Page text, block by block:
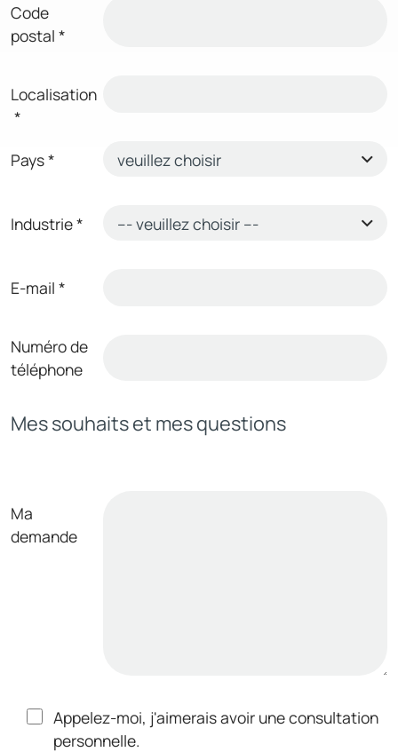
Code
postal *
Localisation
*
Pays*
Industrie*
E-mail *
Numéro de
téléphone
Mes souhaits et mes questions
Ma
demande
Appelez-moi, j'aimerais avoir une consultation
personnelle.